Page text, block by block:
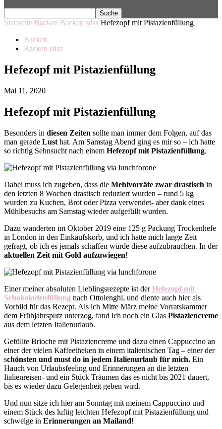
Startseite Backen Backen süss Hefezopf mit Pistazienfüllung
Backen
Backen süss
Hefezopf mit Pistazienfüllung
Mai 11, 2020
Hefezopf mit Pistazienfüllung
Besonders in diesen Zeiten sollte man immer dem Folgen, auf das
man gerade Lust hat. Am Samstag Abend ging es mir so – ich hatte
so richtig Sehnsucht nach einem Hefezopf mit Pistazienfüllung.
Dabei muss ich zugeben, dass die Mehlvorräte zwar drastisch in
den letzten 8 Wochen drastisch reduziert wurden – rund 5 kg
wurden zu Kuchen, Brot oder Pizza verwendet- aber dank eines
Mühlbesuchs am Samstag wieder aufgefüllt wurden.
Dazu wanderten im Oktober 2019 eine 125 g Packung Trockenhefe
in London in den Einkaufskorb, und ich hatte mich lange Zeit
gefragt, ob ich es jemals schaffen würde diese aufzubrauchen. In der
aktuellen Zeit mit Gold aufzuwiegen!
Einer meiner absoluten Lieblingsrezepte ist derHefezopf mit
Schokoladenfüllung nach Ottolenghi, und diente auch hier als
Vorbild für das Rezept. Als ich Mitte März meine Vorratskammer
dem Frühjahrsputz unterzog, fand ich noch ein Glas Pistaziencreme
aus dem letzten Italienurlaub.
Gefüllte Brioche mit Pistaziencreme und dazu einen Cappuccino an
einer der vielen Kaffeetheken in einem italienischen Tag – einer der
schönsten und must do in jedem Italienurlaub für mich. Ein
Hauch von Urlaubsfeeling und Erinnerungen an die letzten
Italienreisen- und ein Stück Träumen das es nicht bis 2021 dauert,
bis es wieder dazu Gelegenheit geben wird.
Und nun sitze ich hier am Sonntag mit meinem Cappuccino und
einem Stück des luftig leichten Hefezopf mit Pistazienfüllung und
schwelge in Erinnerungen an Mailand!